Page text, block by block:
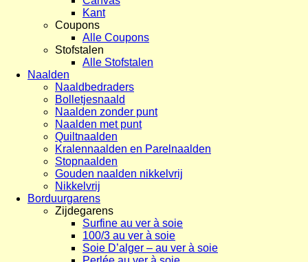
Kant
Coupons
Alle Coupons
Stofstalen
Alle Stofstalen
Naalden
Naaldbedraders
Bolletjesnaald
Naalden zonder punt
Naalden met punt
Quiltnaalden
Kralennaalden en Parelnaalden
Stopnaalden
Gouden naalden nikkelvrij
Nikkelvrij
Borduurgarens
Zijdegarens
Surfine au ver à soie
100/3 au ver à soie
Soie D’alger – au ver à soie